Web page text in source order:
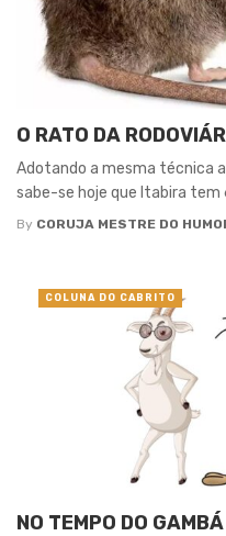
O RATO DA
Adotando a mesma técnica
sabe-se hoje que Itabira tem
By CORUJA MESTRE DO
NO TEMPO DO
COLUNA DO CABRITO